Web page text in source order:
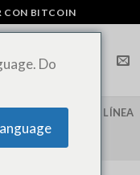
CON BITCOIN
HOJAS DE LSD EN LÍNEA
Do